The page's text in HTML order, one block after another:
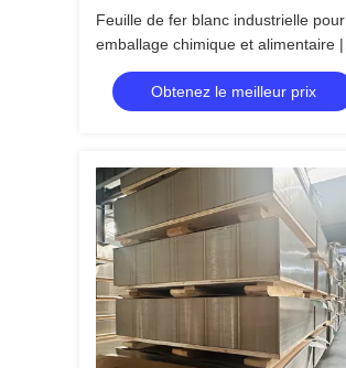
Feuille de fer blanc industrielle pour
emballage chimique et alimentaire |
Résistant à la rouille
Obtenez le meilleur prix